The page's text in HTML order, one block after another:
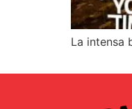
La intensa